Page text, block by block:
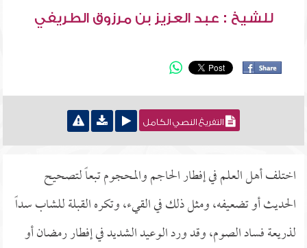
للشيخ : عبد العزيز بن مرزوق الطريفي
التفريغ النصي الكامل
اختلف أهل العلم في إفطار الحاجم والمحجوم تبعاً لتصحيح
الحديث أو تضعيفه، ومثل ذلك في القيء، وتكره القبلة للشاب سداً
لذريعة فساد الصوم، وقد ورد الوعيد الشديد في إفطار رمضان أو